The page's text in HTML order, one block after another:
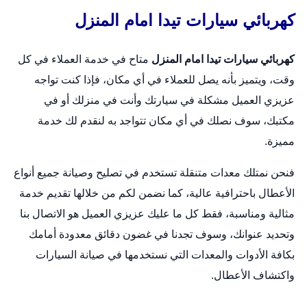
كهربائي سيارات تيدا امام المنزل
كهربائي سيارات تيدا امام المنزل متاح في خدمة العملاء في كل
وقت، ويتميز بأنه يصل للعملاء في أي مكان، فإذا كنت تواجه
عزيزي العميل مشكلة في سيارتك وأنت في منزلك أو في
مكتبك، سوف نصلك في أي مكان تتواجد به لنقدم لك خدمة
مميزة.
فنحن نمتلك معدات متنقلة تستخدم في تصليح وصيانة جميع أنواع
الأعطال باحترافية عالية، كما نضمن لكم من خلالها تقديم خدمة
مثالية ومناسبة، فقط كل ما عليك عزيزي العميل هو الاتصال بنا
وتحديد عنوانك، وسوف تجدنا في غضون دقائق معدودة أمامك
بكافة الأدوات والمعدات التي نستخدمها في صيانة السيارات
واكتشاف الأعطال.